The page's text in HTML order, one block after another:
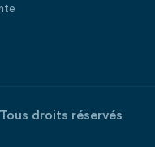
droits réservés